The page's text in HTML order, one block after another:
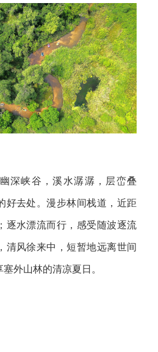
深峡谷，溪水潺潺，层峦叠
好去处。漫步林间栈道，近距
逐水漂流而行，感受随波逐流
清风徐来中，短暂地远离世间
外山林的清凉夏日。